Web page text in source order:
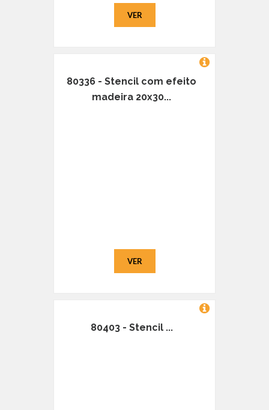
VER
80336 - Stencil com efeito
madeira 20x30...
VER
80403 - Stencil ...